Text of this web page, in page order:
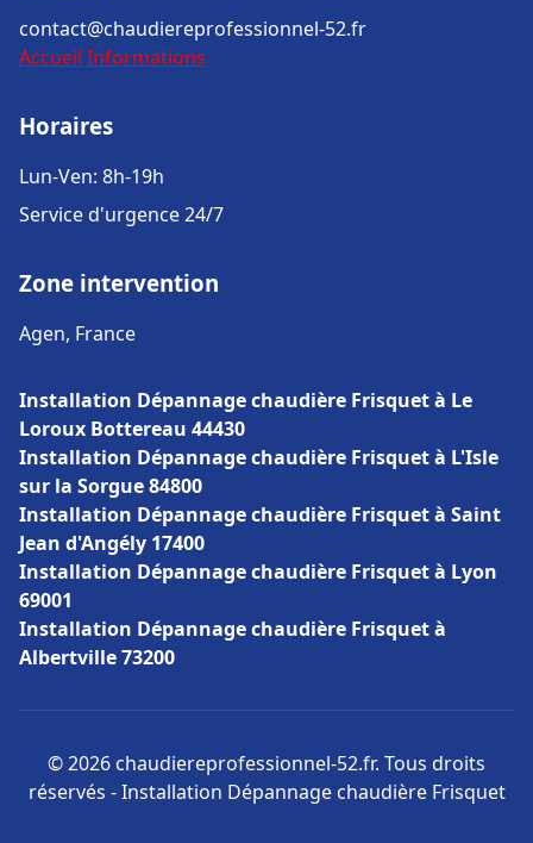
contact@chaudiereprofessionnel-52.fr
Accueil Informations
Horaires
Lun-Ven: 8h-19h
Service d'urgence 24/7
Zone intervention
Agen, France
Installation Dépannage chaudière Frisquet à Le
Loroux Bottereau 44430
Installation Dépannage chaudière Frisquet à L'Isle
sur la Sorgue 84800
Installation Dépannage chaudière Frisquet à Saint
Jean d'Angély 17400
Installation Dépannage chaudière Frisquet à Lyon
69001
Installation Dépannage chaudière Frisquet à
Albertville 73200
© 2026 chaudiereprofessionnel-52.fr. Tous droits
réservés - Installation Dépannage chaudière Frisquet